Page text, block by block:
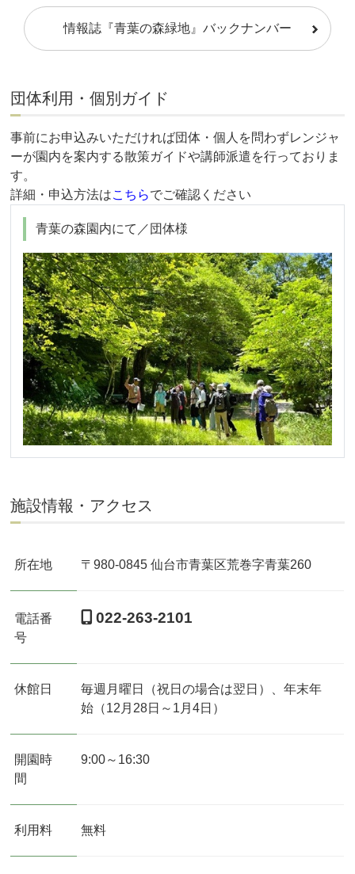
情報誌『青葉の森緑地』バックナンバー
団体利用・個別ガイド
事前にお申込みいただければ団体・個人を問わずレンジャ
ーが園内を案内する散策ガイドや講師派遣を行っておりま
す。
詳細・申込方法はこちらでご確認ください
青葉の森園内にて／団体様
施設情報・アクセス
所在地 〒980-0845 仙台市青葉区荒巻字青葉260
電話番
号
022-263-2101
休館日
毎週月曜日（祝日の場合は翌日）、年末年
始（12月28日～1月4日）
開園時
間
9:00～16:30
利用料 無料